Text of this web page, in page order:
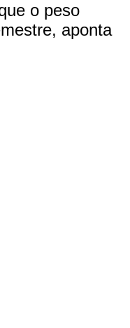
o peso
aponta